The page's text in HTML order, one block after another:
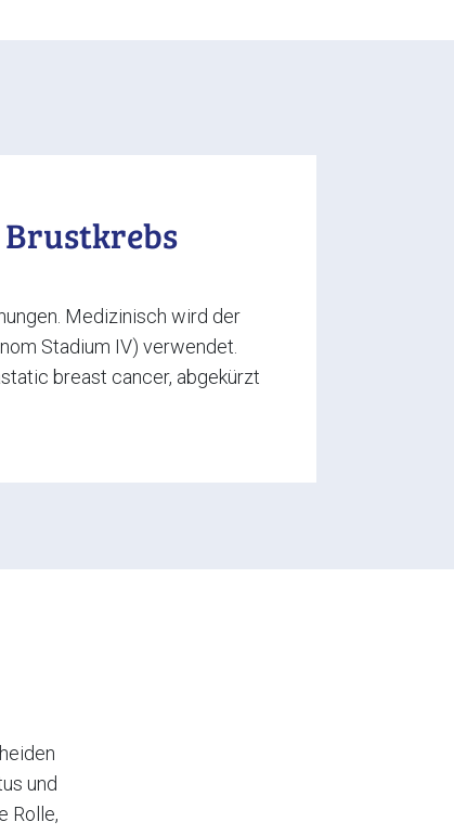
Medizinisch wird der
Stadium IV) verwendet.
breast cancer, abgekürzt
und
Rolle,